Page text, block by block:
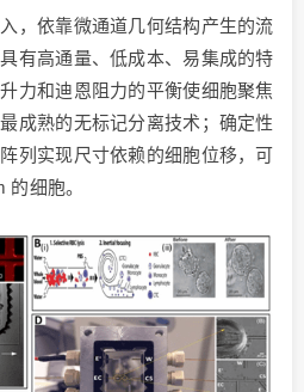
，依靠微通道几何结构产生的流
有高通量、低成本、易集成的特
力和迪恩阻力的平衡使细胞聚焦
成熟的无标记分离技术；确定性
列实现尺寸依赖的细胞位移，可
细胞。